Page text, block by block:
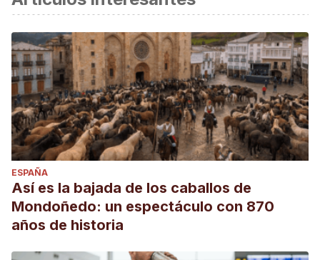
ESPAÑA
Así es la bajada de los caballos de
Mondoñedo: un espectáculo con 870
años de historia